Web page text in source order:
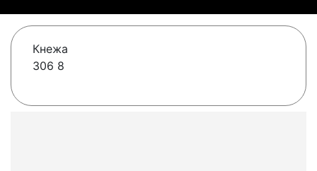
Кнежа
306 8